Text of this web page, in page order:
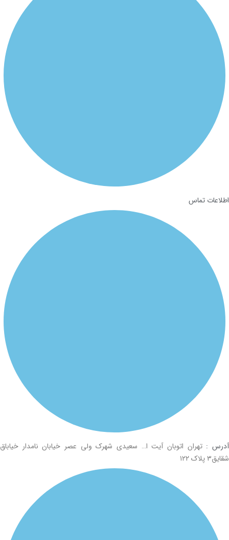
اطلاعات تماس
آدرس :تهران اتوبان آیت ا… سعیدی شهرک ولی عصر خیابان نامدار خیاباق
شقایق۳ پلاک ۱۲۲